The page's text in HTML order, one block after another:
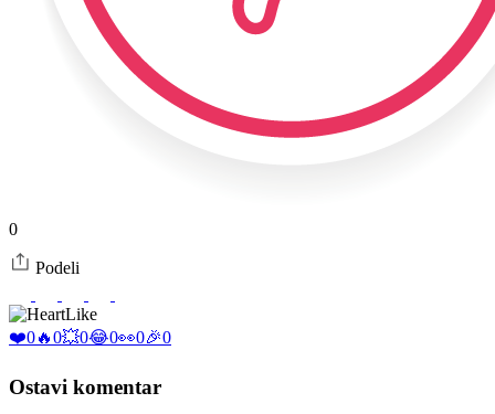
0
Podeli
Like
❤️0🔥0💥0😂0👀0🎉0
Ostavi komentar